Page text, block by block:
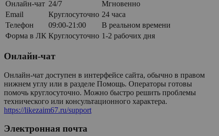
Онлайн-чат 24/7
Мгновенно
Email
Круглосуточно 24 часа
Телефон
09:00-21:00
В реальном времени
Форма в ЛК Круглосуточно 1-2 рабочих дня
Онлайн-чат
Онлайн-чат доступен в интерфейсе сайта, обычно в правом
нижнем углу или в разделе Помощь. Операторы готовы
помочь круглосуточно. Можно быстро решить проблемы
технического или консультационного характера.
https://likezaim67.ru/support
Электронная почта